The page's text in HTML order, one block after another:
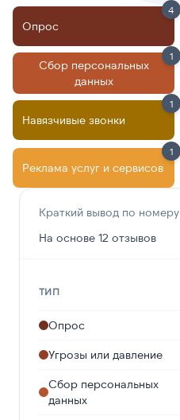
Опрос
4
Сбор персональных
данных
1
Навязчивые звонки
1
Реклама услуг и сервисов
1
Краткий вывод по номеру
На основе 12 отзывов
ТИП
Опрос
Угрозы или давление
Сбор персональных
данных